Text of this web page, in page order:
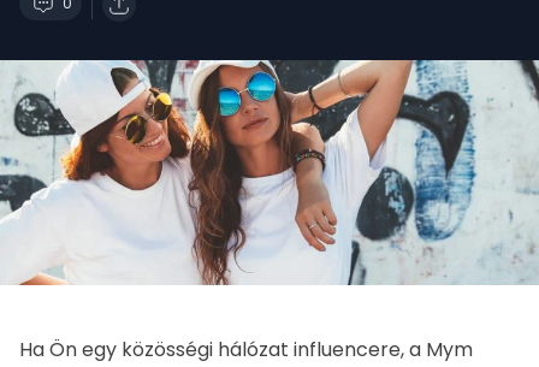
Ha Ön egy közösségi hálózat influencere, a Mym